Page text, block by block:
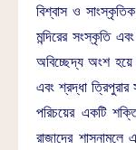
বিশ্বাস ও
মন্দিরের সংস্কৃতি
অবিচ্ছেদ্য অংশ হয়ে
এবং শ্রদ্ধা
পরিচয়ের একটি
রাজাদের শাসনামলে